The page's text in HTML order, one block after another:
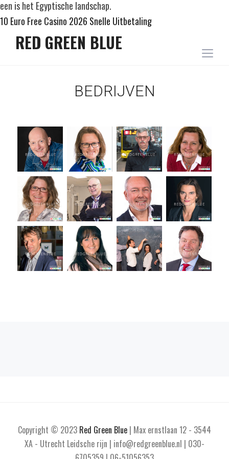
een is het Egyptische landschap.
10 Euro Free Casino 2026 Snelle Uitbetaling
RED GREEN BLUE
BEDRIJVEN
Copyright © 2023 Red Green Blue | Max ernstlaan 12 - 3544
XA - Utrecht Leidsche rijn | info@redgreenblue.nl | 030-